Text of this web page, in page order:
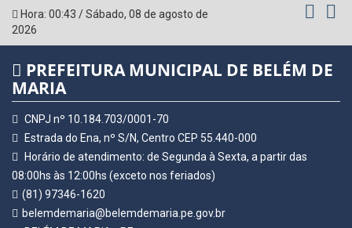
Hora: 00:43 /Sábado, 08 de agosto de
2026
PREFEITURA MUNICIPAL DE BELÉM DE
MARIA
CNPJ nº 10.184.703/0001-70
Estrada do Ena, nº S/N, Centro CEP 55.440-000
Horário de atendimento: de Segunda à Sexta, a partir das
08:00hs às 12:00hs (exceto nos feriados)
(81) 97346-1620
belemdemaria@belemdemaria.pe.gov.br